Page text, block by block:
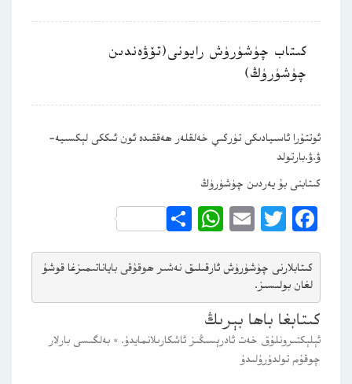
كىتاب چۈشۈرۈش رايونى(تۆۋەندىن
چۈشۈرۈڭ)
ئوتتۇرا ئاسىيادىكى تۈركىي خەلقلەر ھەققىدە ئون ئىككى لېكسىيە-
ۋ.ۋ.بارتولد
كىتابنى بۇ يەردىن چۈشۈرۈڭ
Facebook
Twitter
Email
WhatsApp
Share
كىتابلارنى چۈشۈرۈش ئارقىلىق نەشىر ھوقۇقى باياناتىمىزغا قوشۇ
لغان بولىسىز.
كىتابغا باھا بېرىڭ
ئېلېكتىرونلۇق خەت ئادرېسىڭىز ئاشكارىلانمايدۇ. * بەلگىسى بارلار
چوقۇم تولدۇرۇلىدۇ